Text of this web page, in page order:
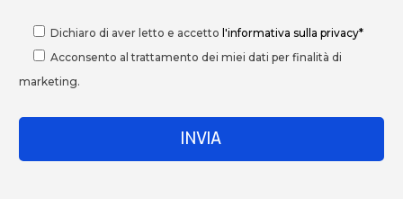
Dichiaro di aver letto e accetto l'informativa sulla privacy*
Acconsento al trattamento dei miei dati per finalità di
marketing.